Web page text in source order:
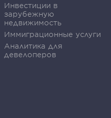
Инвестиции в
зарубежную
недвижимость
Иммиграционные услуги
Аналитика для
девелоперов